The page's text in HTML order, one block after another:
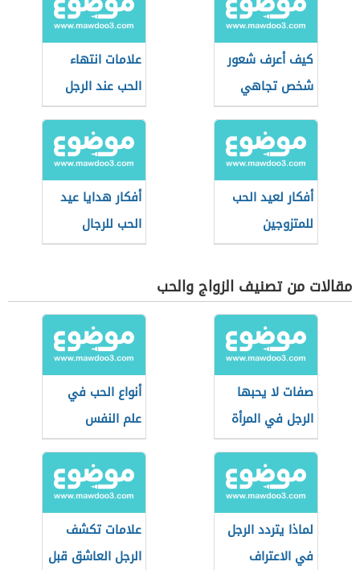
كيف أعرف شعور
شخص تجاهي
علامات انتهاء
الحب عند الرجل
أفكار لعيد الحب
للمتزوجين
أفكار هدايا عيد
الحب للرجال
مقالات من تصنيف الزواج والحب
صفات لا يحبها
الرجل في المرأة
أنواع الحب في
علم النفس
لماذا يتردد الرجل
في الاعتراف
علامات تكشف
الرجل العاشق قبل